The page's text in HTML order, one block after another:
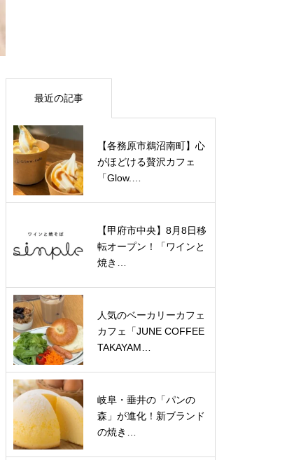
最近の記事
【各務原市鵜沼南町】心
がほどける贅沢カフェ
「Glow.…
【甲府市中央】8月8日移
転オープン！「ワインと
焼き…
人気のベーカリーカフェ
カフェ「JUNE COFFEE
TAKAYAM…
岐阜・垂井の「パンの
森」が進化！新ブランド
の焼き…